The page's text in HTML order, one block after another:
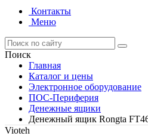
Контакты
Меню
Поиск
Главная
Каталог и цены
Электронное оборудование
ПОС-Периферия
Денежные ящики
Денежный ящик Rongta
Vioteh